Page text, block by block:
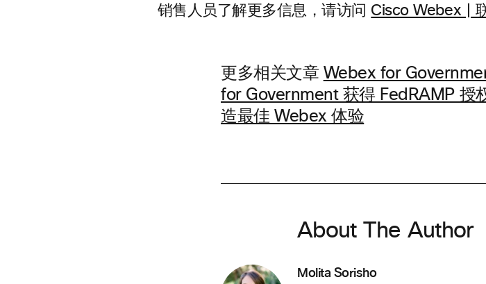
销售人员了解更多信息，请访问 Cisco Webex |
更多相关文章 Webex for
for Government 获得 FedRAMP 授
造最佳 Webex 体验
About The Author
Molita Sorisho